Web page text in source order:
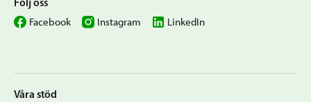
Våra stöd
Facebook Instagram LinkedIn